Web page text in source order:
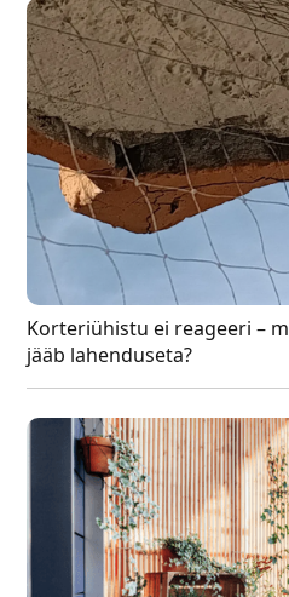
Korteriühistu ei reageeri –
jääb lahenduseta?